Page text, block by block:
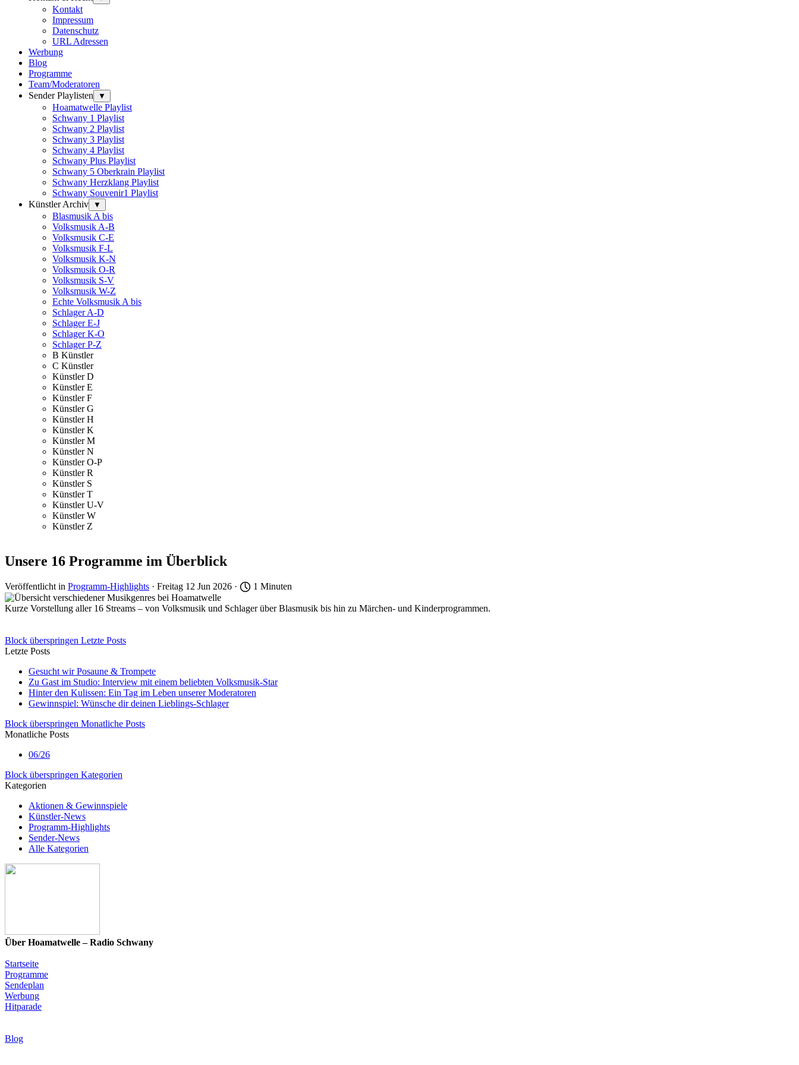
Kontakt
Impressum
Datenschutz
URL Adressen
Werbung
Blog
Programme
Team/Moderatoren
Sender Playlisten
▼
Hoamatwelle Playlist
Schwany 1 Playlist
Schwany 2 Playlist
Schwany 3 Playlist
Schwany 4 Playlist
Schwany Plus Playlist
Schwany 5 Oberkrain Playlist
Schwany Herzklang Playlist
Schwany Souvenir1 Playlist
Künstler Archiv
▼
Blasmusik A bis
Volksmusik A-B
Volksmusik C-E
Volksmusik F-L
Volksmusik K-N
Volksmusik O-R
Volksmusik S-V
Volksmusik W-Z
Echte Volksmusik A bis
Schlager A-D
Schlager E-J
Schlager K-O
Schlager P-Z
B Künstler
C Künstler
Künstler D
Künstler E
Künstler F
Künstler G
Künstler H
Künstler K
Künstler M
Künstler N
Künstler O-P
Künstler R
Künstler S
Künstler T
Künstler U-V
Künstler W
Künstler Z
Unsere 16 Programme im Überblick
Veröffentlicht in Programm-Highlights · Freitag 12 Jun 2026 · 1 Minuten
Kurze Vorstellung aller 16 Streams – von Volksmusik und Schlager über Blasmusik bis hin zu Märchen- und Kinderprogrammen.
Block überspringen Letzte Posts
Letzte Posts
Gesucht wir Posaune & Trompete
Zu Gast im Studio: Interview mit einem beliebten Volksmusik-Star
Hinter den Kulissen: Ein Tag im Leben unserer Moderatoren
Gewinnspiel: Wünsche dir deinen Lieblings-Schlager
Block überspringen Monatliche Posts
Monatliche Posts
06/26
Block überspringen Kategorien
Kategorien
Aktionen & Gewinnspiele
Künstler-News
Programm-Highlights
Sender-News
Alle Kategorien
Über Hoamatwelle – Radio Schwany
Startseite
Programme
Sendeplan
Werbung
Hitparade
Blog